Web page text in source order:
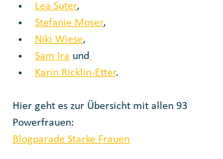
Lea Suter,
Stefanie Moser,
Niki Wiese,
Sam Ira und
Karin Ricklin-Etter.
Hier geht es zur Übersicht mit allen 93
Powerfrauen:
Blogparade Starke Frauen